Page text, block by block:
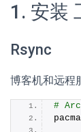
1. 安装
Rsync
博客机和远程
#